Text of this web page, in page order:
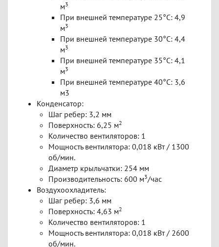
м3
При внешней температуре 25°C: 4,9
м3
При внешней температуре 30°C: 4,4
м3
При внешней температуре 35°C: 4,1
м3
При внешней температуре 40°C: 3,6
м3
Конденсатор:
Шаг ребер: 3,2 мм
Поверхность: 6,25 м2
Количество вентиляторов: 1
Мощность вентилятора: 0,018 кВт / 1300
об/мин.
Диаметр крыльчатки: 254 мм
Производительность: 600 м3/час
Воздухоохладитель:
Шаг ребер: 3,6 мм
Поверхность: 4,63 м2
Количество вентиляторов: 1
Мощность вентилятора: 0,018 кВт / 2600
об/мин.